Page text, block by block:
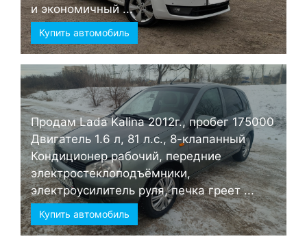
и экономичный ...
Купить автомобиль
Продам Lada Kalina 2012г., пробег 175000
Двигатель 1.6 л, 81 л.с., 8-клапанный
Кондиционер рабочий, передние
электростеклоподъёмники,
электроусилитель руля, печка греет ...
Купить автомобиль